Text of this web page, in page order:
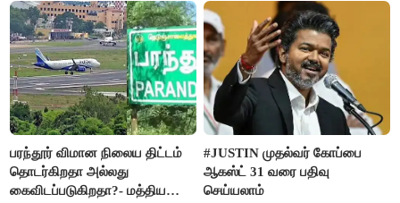
பரந்தூர் விமான நிலைய திட்டம்
தொடர்கிறதா அல்லது
கைவிடப்படுகிறதா?- மத்திய
#JUSTIN முதல்வர் கோப்பை
ஆகஸ்ட் 31 வரை பதிவு
செய்யலாம்